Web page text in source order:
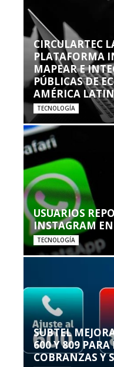
CIRCULARTEC
PLATAFORMA
MAPEAR E
PÚBLICAS DE
AMÉRICA
TECNOLOGÍA
USUARIOS
INSTAGRAM
TECNOLOGÍA
SUBTEL
600 Y 809 PARA
COBRANZAS Y